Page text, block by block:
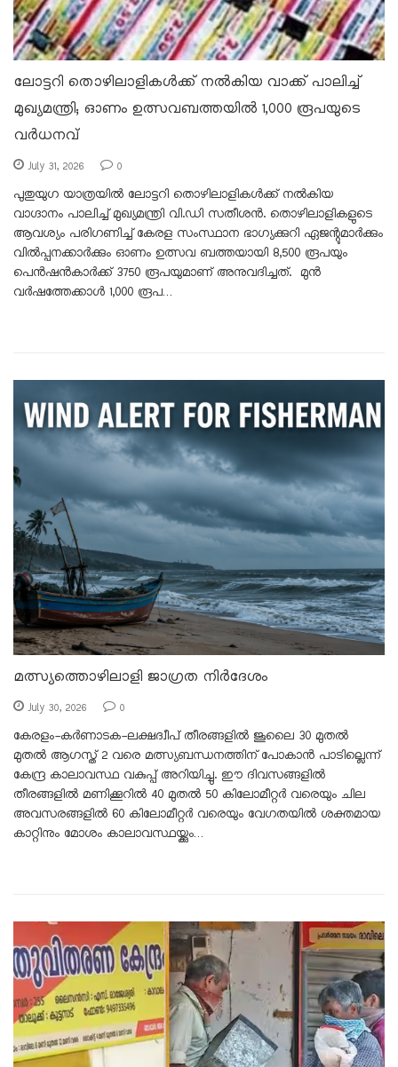
ലോട്ടറി തൊഴിലാളികൾക്ക് നൽകിയ വാക്ക് പാലിച്ച്
മുഖ്യമന്ത്രി; ഓണം ഉത്സവബത്തയിൽ 1,000 രൂപയുടെ
വർധനവ്
July 31, 2026 0
പുതുയുഗ യാത്രയിൽ ലോട്ടറി തൊഴിലാളികൾക്ക് നൽകിയ
വാഗ്ദാനം പാലിച്ച് മുഖ്യമന്ത്രി വി.ഡി സതീശൻ. തൊഴിലാളികളുടെ
ആവശ്യം പരിഗണിച്ച് കേരള സംസ്ഥാന ഭാഗ്യക്കുറി ഏജന്റുമാർക്കും
വിൽപ്പനക്കാർക്കും ഓണം ഉത്സവ ബത്തയായി 8,500 രൂപയും
പെൻഷൻകാർക്ക് 3750 രൂപയുമാണ് അനുവദിച്ചത്. മുൻ
വർഷത്തേക്കാൾ 1,000 രൂപ…
മത്സ്യത്തൊഴിലാളി ജാഗ്രത നിർദേശം
July 30, 2026 0
കേരളം-കർണാടക-ലക്ഷദ്വീപ് തീരങ്ങളിൽ ജൂലൈ 30 മുതൽ
മുതൽ ആഗസ്ത് 2 വരെ മത്സ്യബന്ധനത്തിന് പോകാൻ പാടില്ലെന്ന്
കേന്ദ്ര കാലാവസ്ഥ വകുപ്പ് അറിയിച്ചു. ഈ ദിവസങ്ങളിൽ
തീരങ്ങളിൽ മണിക്കൂറിൽ 40 മുതൽ 50 കിലോമീറ്റർ വരെയും ചില
അവസരങ്ങളിൽ 60 കിലോമീറ്റർ വരെയും വേഗതയിൽ ശക്തമായ
കാറ്റിനും മോശം കാലാവസ്ഥയ്ക്കും…